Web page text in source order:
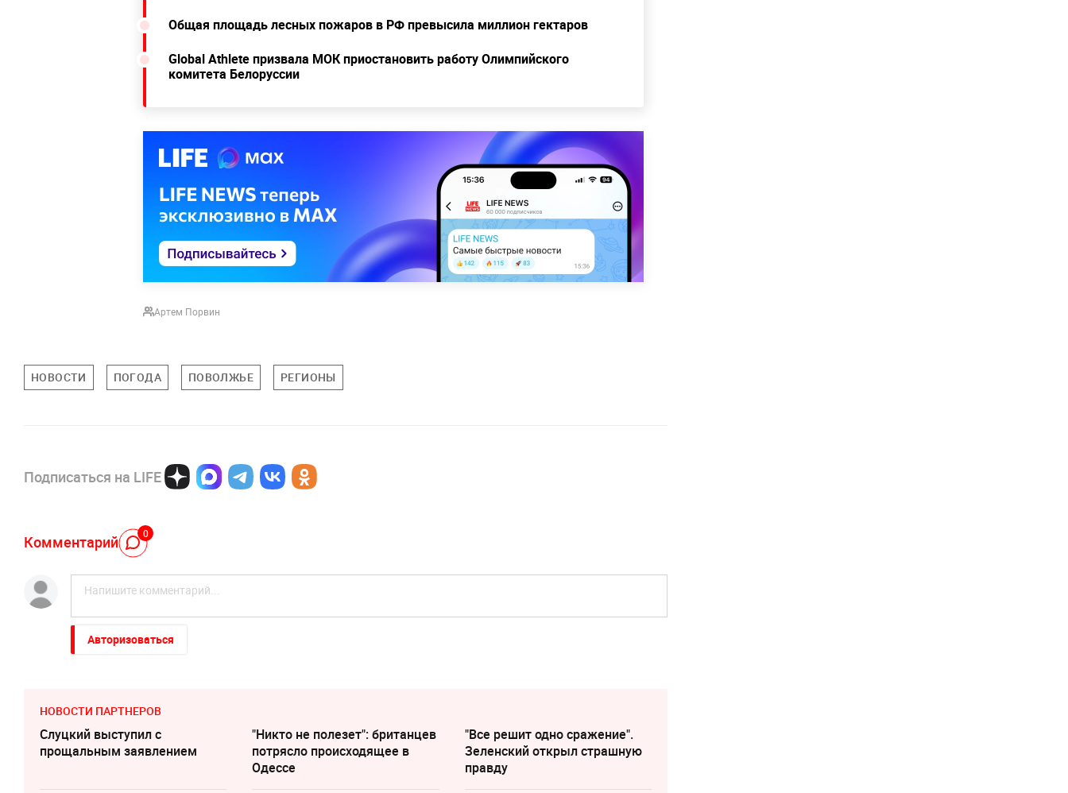
Общая площадь лесных пожаров в РФ превысила миллион гектаров
Global Athlete призвала МОК приостановить работу Олимпийского
комитета Белоруссии
Артем Порвин
НОВОСТИ ПОГОДА ПОВОЛЖЬЕ РЕГИОНЫ
Подписаться на LIFE
Комментарий 0
Авторизоваться
НОВОСТИ ПАРТНЕРОВ
Слуцкий выступил с
прощальным заявлением
"Никто не полезет": британцев
потрясло происходящее в
Одессе
"Все решит одно сражение".
Зеленский открыл страшную
правду